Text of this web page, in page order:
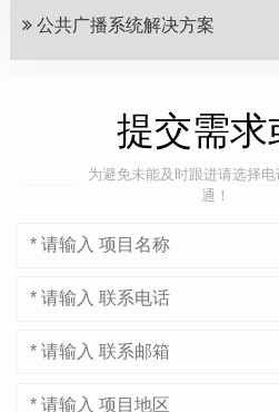
公共广播系统解决方案
提交需求
为避免未能及时跟进请选择
通！